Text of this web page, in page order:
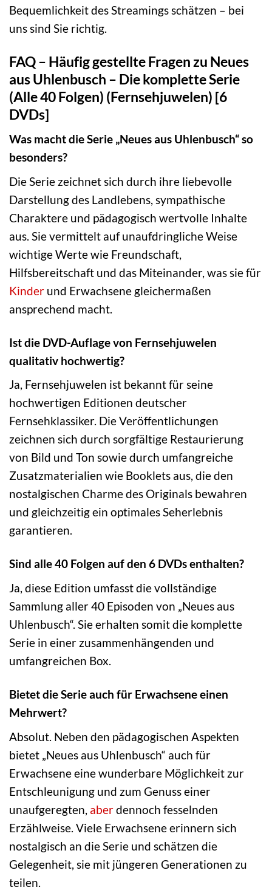
Bequemlichkeit des Streamings schätzen – bei
uns sind Sie richtig.
FAQ – Häufig gestellte Fragen zu Neues
aus Uhlenbusch – Die komplette Serie
(Alle 40 Folgen) (Fernsehjuwelen) [6
DVDs]
Was macht die Serie „Neues aus Uhlenbusch“ so
besonders?
Die Serie zeichnet sich durch ihre liebevolle
Darstellung des Landlebens, sympathische
Charaktere und pädagogisch wertvolle Inhalte
aus. Sie vermittelt auf unaufdringliche Weise
wichtige Werte wie Freundschaft,
Hilfsbereitschaft und das Miteinander, was sie für
Kinder und Erwachsene gleichermaßen
ansprechend macht.
Ist die DVD-Auflage von Fernsehjuwelen
qualitativ hochwertig?
Ja, Fernsehjuwelen ist bekannt für seine
hochwertigen Editionen deutscher
Fernsehklassiker. Die Veröffentlichungen
zeichnen sich durch sorgfältige Restaurierung
von Bild und Ton sowie durch umfangreiche
Zusatzmaterialien wie Booklets aus, die den
nostalgischen Charme des Originals bewahren
und gleichzeitig ein optimales Seherlebnis
garantieren.
Sind alle 40 Folgen auf den 6 DVDs enthalten?
Ja, diese Edition umfasst die vollständige
Sammlung aller 40 Episoden von „Neues aus
Uhlenbusch“. Sie erhalten somit die komplette
Serie in einer zusammenhängenden und
umfangreichen Box.
Bietet die Serie auch für Erwachsene einen
Mehrwert?
Absolut. Neben den pädagogischen Aspekten
bietet „Neues aus Uhlenbusch“ auch für
Erwachsene eine wunderbare Möglichkeit zur
Entschleunigung und zum Genuss einer
unaufgeregten, aberdennoch fesselnden
Erzählweise. Viele Erwachsene erinnern sich
nostalgisch an die Serie und schätzen die
Gelegenheit, sie mit jüngeren Generationen zu
teilen.